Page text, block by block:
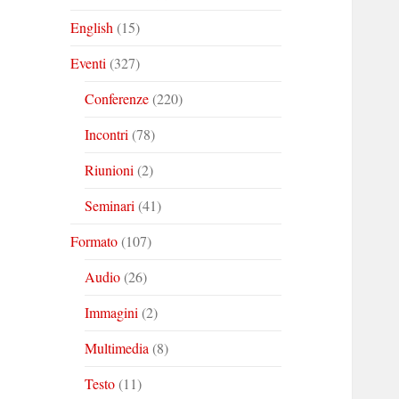
English (15)
Eventi (327)
Conferenze(220)
Incontri (78)
Riunioni (2)
Seminari (41)
Formato(107)
Audio(26)
Immagini (2)
Multimedia (8)
Testo(11)